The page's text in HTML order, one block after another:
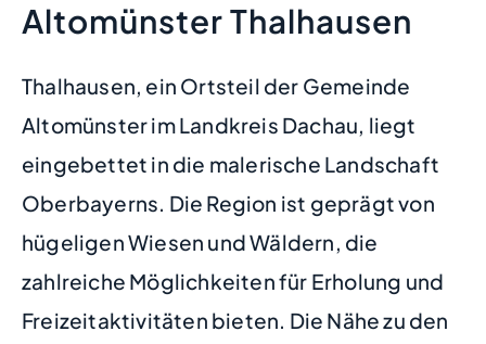
Altomünster Thalhausen
Thalhausen, ein Ortsteil der Gemeinde
Altomünster im Landkreis Dachau, liegt
eingebettet in die malerische Landschaft
Oberbayerns. Die Region ist geprägt von
hügeligen Wiesen und Wäldern, die
zahlreiche Möglichkeiten für Erholung und
Freizeitaktivitäten bieten. Die Nähe zu den